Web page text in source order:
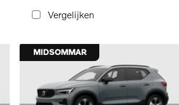
Vergelijken
MIDSOMMAR